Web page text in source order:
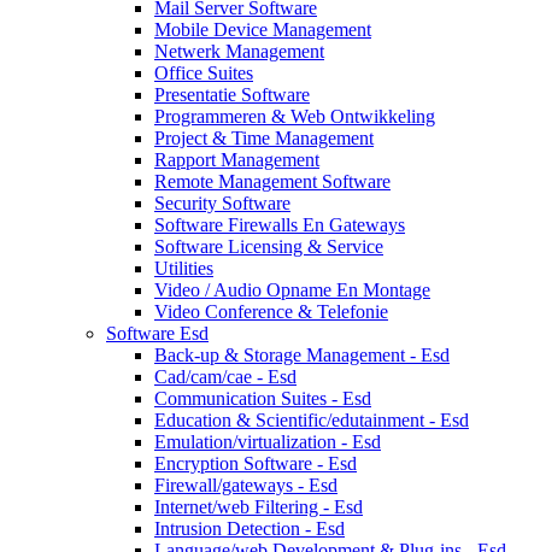
Mail Server Software
Mobile Device Management
Netwerk Management
Office Suites
Presentatie Software
Programmeren & Web Ontwikkeling
Project & Time Management
Rapport Management
Remote Management Software
Security Software
Software Firewalls En Gateways
Software Licensing & Service
Utilities
Video / Audio Opname En Montage
Video Conference & Telefonie
Software Esd
Back-up & Storage Management - Esd
Cad/cam/cae - Esd
Communication Suites - Esd
Education & Scientific/edutainment - Esd
Emulation/virtualization - Esd
Encryption Software - Esd
Firewall/gateways - Esd
Internet/web Filtering - Esd
Intrusion Detection - Esd